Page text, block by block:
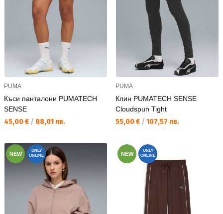
PUMA
Къси панталони PUMATECH
SENSE
Текуща цена:
45,00 € / 88,01 лв.
PUMA
Клин PUMATECH SENSE
Cloudspun Tight
Текуща цена:
55,00 € / 107,57 лв.
NEW
ONLY
ONLINE
NEW
ONLY
ONLINE